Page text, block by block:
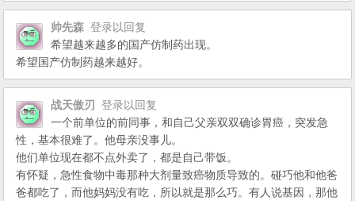
帅先森 登录以回复
希望越来越多的国产仿制药出现。
希望国产仿制药越来越好。
战天傲刃
登录以回复
一个前单位的前同事，和自己父亲双双确诊胃癌，突发急
性，基本很难了。他母亲没事儿。
他们单位现在都不点外卖了，都是自己带饭。
有怀疑，急性食物中毒那种大剂量致癌物质导致的。碰巧他和他爸
爸都吃了，而他妈妈没有吃，所以就是那么巧。有人说基因，那他